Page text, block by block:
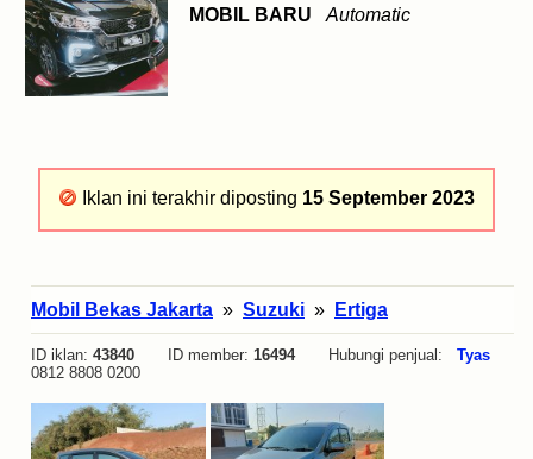
MOBIL BARU
Automatic
Iklan ini terakhir diposting 15 September 2023
Mobil Bekas Jakarta » Suzuki » Ertiga
ID iklan: 43840 ID member: 16494Hubungi penjual: Tyas
0812 8808 0200